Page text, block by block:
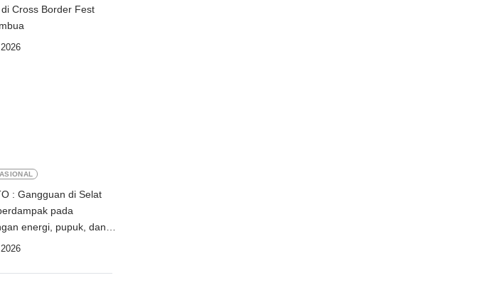
Cross Border Fest
: Gangguan di Selat
pada
energi, pupuk, dan